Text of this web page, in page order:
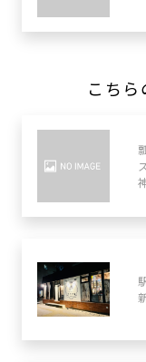
こち